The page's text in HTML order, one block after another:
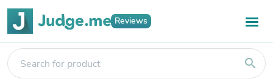
Reviews
search